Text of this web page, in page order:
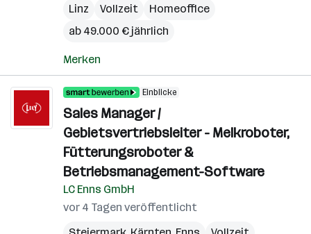
Linz
Vollzeit
Homeoffice
ab 49.000 € jährlich
Merken
Einblicke
Sales Manager /
Gebietsvertriebsleiter - Melkroboter,
Fütterungsroboter &
Betriebsmanagement-Software
LC Enns GmbH
vor 4 Tagen veröffentlicht